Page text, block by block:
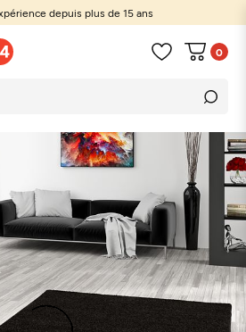
depuis plus de 15 ans
0